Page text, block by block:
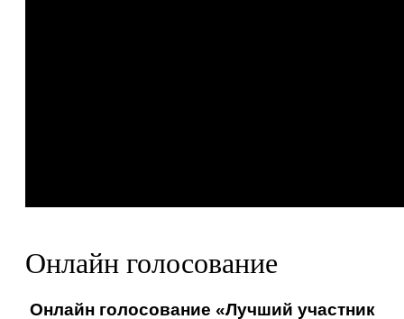
Онлайн голосование
Онлайн голосование «Лучший участник